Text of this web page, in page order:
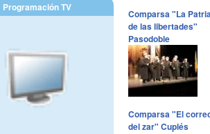
Programación TV
Comparsa "La
de las libertades"
Pasodoble
Comparsa "El
del zar" Cuplés